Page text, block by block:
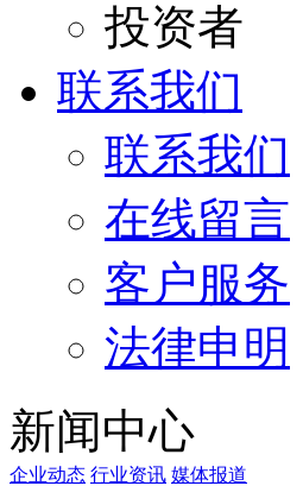
投资者
联系我们
联系我们
在线留言
客户服务
法律申明
新闻中心
企业动态 行业资讯 媒体报道